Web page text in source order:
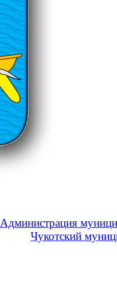
Администрация
Чукотский